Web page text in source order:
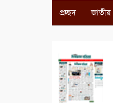
প্রচ্ছদ জাতীয়